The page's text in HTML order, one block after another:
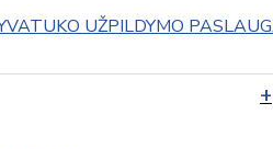
UŽPILDYMO